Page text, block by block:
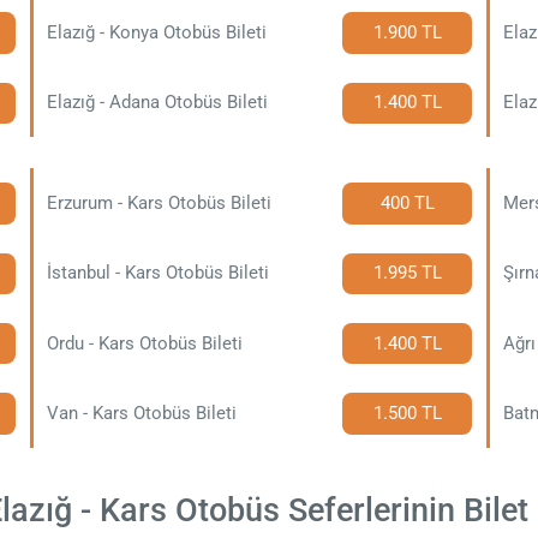
Elazığ - Konya Otobüs Bileti 1.900 TL
Elazığ - Adana Otobüs Bileti 1.400 TL
Erzurum - Kars Otobüs Bileti 400 TL
İstanbul - Kars Otobüs Bileti 1.995 TL
Ordu - Kars Otobüs Bileti 1.400 TL
Van - Kars Otobüs Bileti 1.500 TL
- Kars Otobüs Seferlerinin Bilet